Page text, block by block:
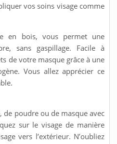
vos soins visage comme
en bois, vous permet une
sans gaspillage. Facile à
de votre masque grâce à une
Vous allez apprécier ce
de poudre ou de masque avec
sur le visage de manière
vers l’extérieur. N’oubliez